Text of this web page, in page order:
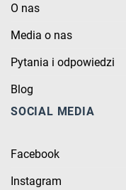
O nas
Media o nas
Pytania i odpowiedzi
Blog
SOCIAL MEDIA
Facebook
Instagram